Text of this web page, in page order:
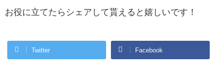
お役に立てたらシェアして貰えると嬉しいです！
Twitter Facebook